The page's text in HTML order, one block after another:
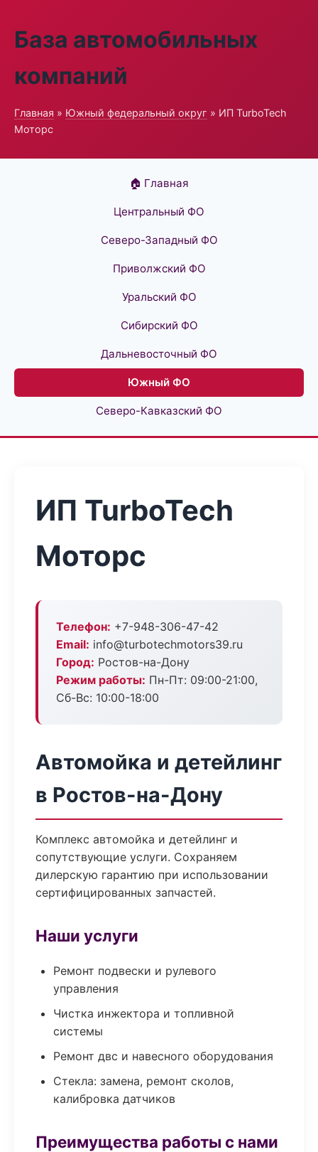
База автомобильных
компаний
Главная » Южный федеральный округ » ИП TurboTech
Моторс
🏠 Главная
Центральный ФО
Северо-Западный ФО
Приволжский ФО
Уральский ФО
Сибирский ФО
Дальневосточный ФО
Южный ФО
Северо-Кавказский ФО
ИП TurboTech
Моторс
Телефон: +7-948-306-47-42
Email: info@turbotechmotors39.ru
Город: Ростов-на-Дону
Режим работы: Пн-Пт: 09:00-21:00,
Сб-Вс: 10:00-18:00
Автомойка и детейлинг
в Ростов-на-Дону
Комплекс автомойка и детейлинг и
сопутствующие услуги. Сохраняем
дилерскую гарантию при использовании
сертифицированных запчастей.
Наши услуги
Ремонт подвески и рулевого
управления
Чистка инжектора и топливной
системы
Ремонт двс и навесного оборудования
Стекла: замена, ремонт сколов,
калибровка датчиков
Преимущества работы с нами